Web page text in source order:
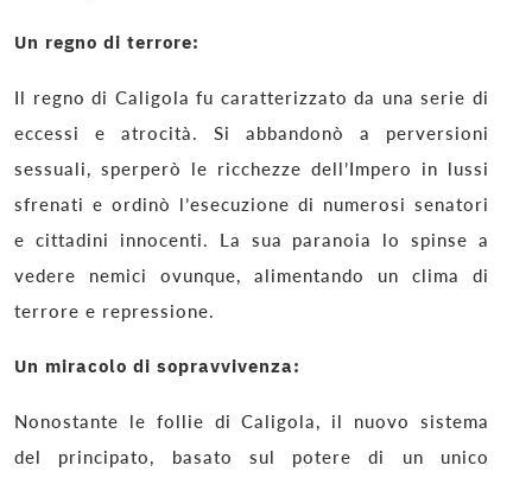
Un regno di terrore:
Il regno di Caligola fu caratterizzato da una serie di
eccessi e atrocità. Si abbandonò a perversioni
sessuali, sperperò le ricchezze dell’Impero in lussi
sfrenati e ordinò l’esecuzione di numerosi senatori
e cittadini innocenti. La sua paranoia lo spinse a
vedere nemici ovunque, alimentando un clima di
terrore e repressione.
Un miracolo di sopravvivenza:
Nonostante le follie di Caligola, il nuovo sistema
del principato, basato sul potere di un unico